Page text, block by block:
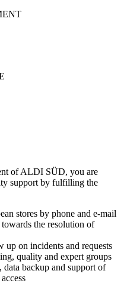
of ALDI SÜD, you are
support by fulfilling the
stores by phone and e-mail
the resolution of
up on incidents and requests
quality and expert groups
backup and support of